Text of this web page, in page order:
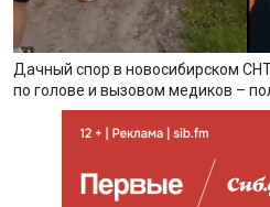
Дачный спор в новосибирском
по голове и вызовом медиков –